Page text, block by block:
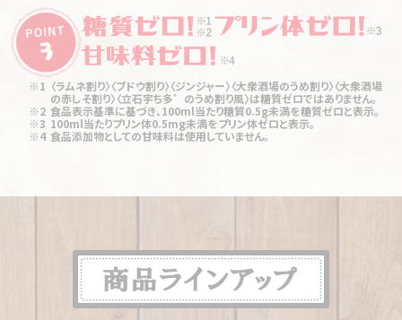
は“へんこ”に見えるが実は気さくで「誰でもおいでや
す」
【広台「三國屋酒店」】
と店主を慕う客で賑わう横浜・反町の角打ち
【台東区「水上酒店」】句会の面々が集う東京・三ノ輪の
博多っ子人情が魅力の角打ち
【福岡「クリヤ酒店」】多様性溢れる面々が集う 「福岡
の宝」と慕われる角打ち
に振る舞う絶品！の刺身
【北千住「もつ焼きおとんば 北千住店」】
旨い豚モツを出す！」若者の意気込み溢れる未来の老
舗
【船掘「伊勢周」】昭和27年創業。六十余年受け継ぐに
がつくる絶品もつ煮込み！
妙な輪＄V名所「飲み屋通り」の名店ここにあり
【赤羽「立ち飲みいこい 本店」】ムダがなく、仕事は丁
寧！「せんべろ」文化の聖地ここにあり
の人を呼ぶ時には、「すいません」
「だんなさん」あたりで。
ちょっと仲良くなったら、女性は「お
ねえさん」。いくつになっても「おね
えさん」です。
隣のお客さんも敢えて呼ぶなら
「おにいさん」。「おじいさん」「おば
「江戸の下町の酒場だから」ということで、最初からタメ
口で注文してしまう初心者がいますが、これは浮いてし
まいます。初心者らしく丁寧な言葉使いでいきましょう。
※1 〈ラムネ割り〉〈ブドウ割り〉〈ジンジャー〉〈大衆酒場のうめ割り〉〈大衆酒場
の赤しそ割り〉〈立石宇ち多゛のうめ割り風〉は糖質ゼロではありません。
※2 食品表示基準に基づき、100ml当たり糖質0.5g未満を糖質ゼロと表示。
※3 100ml当たりプリン体0.5mg未満をプリン体ゼロと表示。
※4 食品添加物としての甘味料は使用していません。